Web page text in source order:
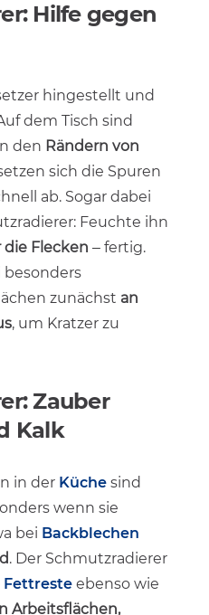
Hilfe gegen
hingestellt und
dem Tisch sind
den Rändern von
sich die Spuren
ab. Sogar dabei
Feuchte ihn
Flecken – fertig.
besonders
zunächst an
, um Kratzer zu
Zauber
Kalk
in der Küche sind
wenn sie
bei Backblechen
. Der Schmutzradierer
Fettreste ebenso wie
Arbeitsflächen,